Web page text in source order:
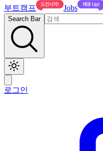
부트캠프
Jobs
Search Bar
로그인